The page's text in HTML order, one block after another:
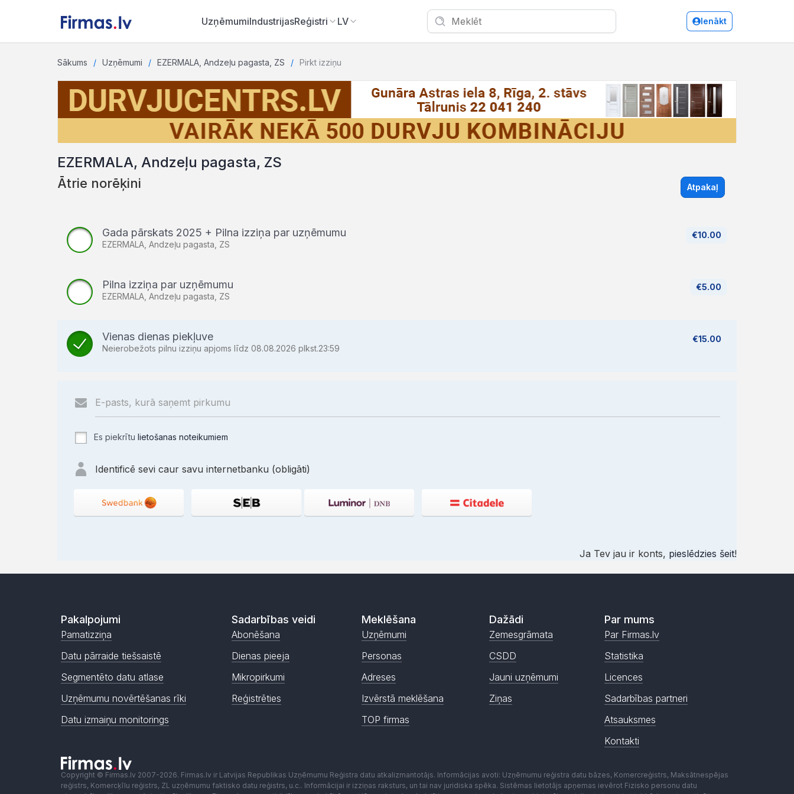
UzņēmumiIndustrijasReģistri LV Ienākt
Sākums Uzņēmumi EZERMALA, Andzeļu pagasta, ZS Pirkt izziņu
EZERMALA, Andzeļu pagasta, ZS
Ātrie norēķini Atpakaļ
€10.00
Gada pārskats 2025 + Pilna izziņa par uzņēmumu
EZERMALA, Andzeļu pagasta, ZS
€5.00
Pilna izziņa par uzņēmumu
EZERMALA, Andzeļu pagasta, ZS
€15.00
Vienas dienas piekļuve
Neierobežots pilnu izziņu apjoms līdz 08.08.2026 plkst.23:59
Es piekrītu lietošanas noteikumiem
Identificē sevi caur savu internetbanku (obligāti)
Ja Tev jau ir konts, pieslēdzies šeit!
Pakalpojumi
Pamatizziņa
Datu pārraide tiešsaistē
Segmentēto datu atlase
Uzņēmumu novērtēšanas rīki
Datu izmaiņu monitorings
Sadarbības veidi
Abonēšana
Dienas pieeja
Mikropirkumi
Reģistrēties
Meklēšana
Uzņēmumi
Personas
Adreses
Izvērstā meklēšana
TOP firmas
Dažādi
Zemesgrāmata
CSDD
Jauni uzņēmumi
Ziņas
Par mums
Par Firmas.lv
Statistika
Licences
Sadarbības partneri
Atsauksmes
Kontakti
Copyright © Firmas.lv 2007-2026. Firmas.lv ir Latvijas Republikas Uzņēmumu Reģistra datu atkalizmantotājs. Informācijas avoti: Uzņēmumu reģistra datu bāzes, Komercreģistrs, Maksātnespējas
reģistrs, Komercķīlu reģistrs, ZL uzņēmumu faktisko datu reģistrs, u.c.. Informācijai ir izziņas raksturs, un tai nav juridiska spēka. Sistēmas lietotājs apņemas ievērot Fizisko personu datu